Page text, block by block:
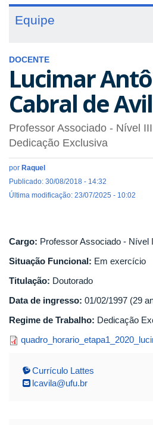
Equipe
DOCENTE
Lucimar
Cabral de
Professor Associado - Nível III
Dedicação Exclusiva
por Raquel
Publicado: 30/08/2018 - 14:32
Última modificação: 23/07/2025 - 10:02
Cargo: Professor Associado - Nível
Situação Funcional: Em exercício
Titulação: Doutorado
Data de ingresso: 01/02/1997 (29
Regime de Trabalho: Dedicação
Currículo Lattes
lcavila@ufu.br